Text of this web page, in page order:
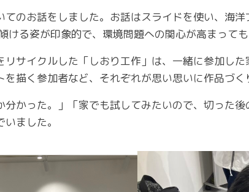
のお話をしました。お話はスライドを使い、海
る姿が印象的で、環境問題への関心が高まっても
サイクルした「しおり工作」は、一緒に参加し
描く参加者など、それぞれが思い思いに作品づく
かった。」「家でも試してみたいので、切った
ました。